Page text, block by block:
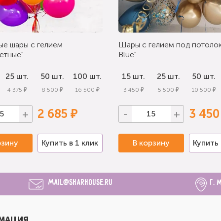
шары с гелием
25 шт.
4 375 ₽
50 шт.
8 500 ₽
100 шт.
16 500 ₽
+ 2 685 ₽
Купить в 1 клик
Шары с гелием под
Blue"
15 шт.
3 450 ₽
25 шт.
5 500 ₽
50 шт.
10 500 ₽
- + 3
В корзину Купить
mail@sharhouse.ru г.